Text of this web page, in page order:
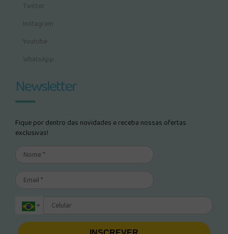
Twitter
Instagram
Youtube
WhatsApp
Newsletter
Fique por dentro das novidades e receba nossas ofertas
exclusivas!